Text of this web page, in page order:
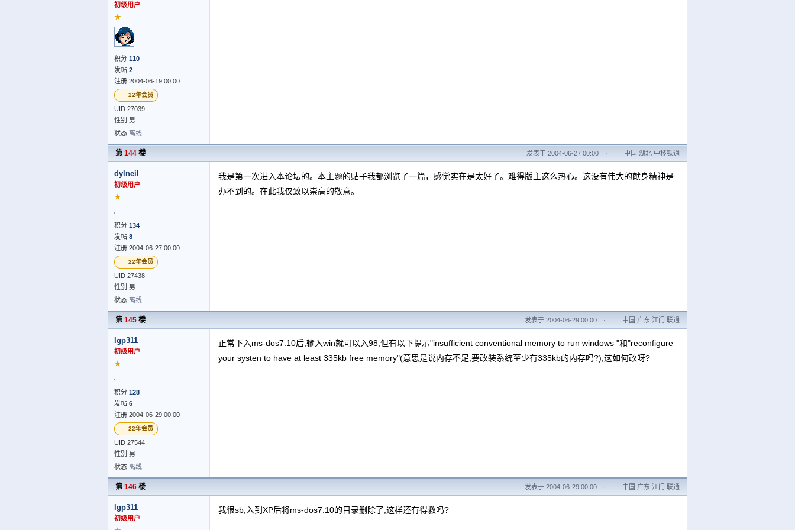
初级用户
★
积分 110
发帖 2
注册 2004-06-19 00:00
22年会员
UID 27039
性别 男
状态 离线
第 144 楼 发表于 2004-06-27 00:00 · 中国 湖北 中移铁通
dylneil
初级用户
★
积分 134
发帖 8
注册 2004-06-27 00:00
22年会员
UID 27438
性别 男
状态 离线
我是第一次进入本论坛的。本主题的贴子我都浏览了一篇，感觉实在是太好了。难得版主这么热心。这没有伟大的献身精神是
办不到的。在此我仅致以崇高的敬意。
第 145 楼 发表于 2004-06-29 00:00 · 中国 广东 江门 联通
lgp311
初级用户
★
积分 128
发帖 6
注册 2004-06-29 00:00
22年会员
UID 27544
性别 男
状态 离线
正常下入ms-dos7.10后,输入win就可以入98,但有以下提示"insufficient conventional memory to run windows "和"reconfigure
your systen to have at least 335kb free memory"(意思是说内存不足,要改装系统至少有335kb的内存吗?),这如何改呀?
第 146 楼 发表于 2004-06-29 00:00 · 中国 广东 江门 联通
lgp311
初级用户
我很sb,入到XP后将ms-dos7.10的目录删除了,这样还有得救吗?